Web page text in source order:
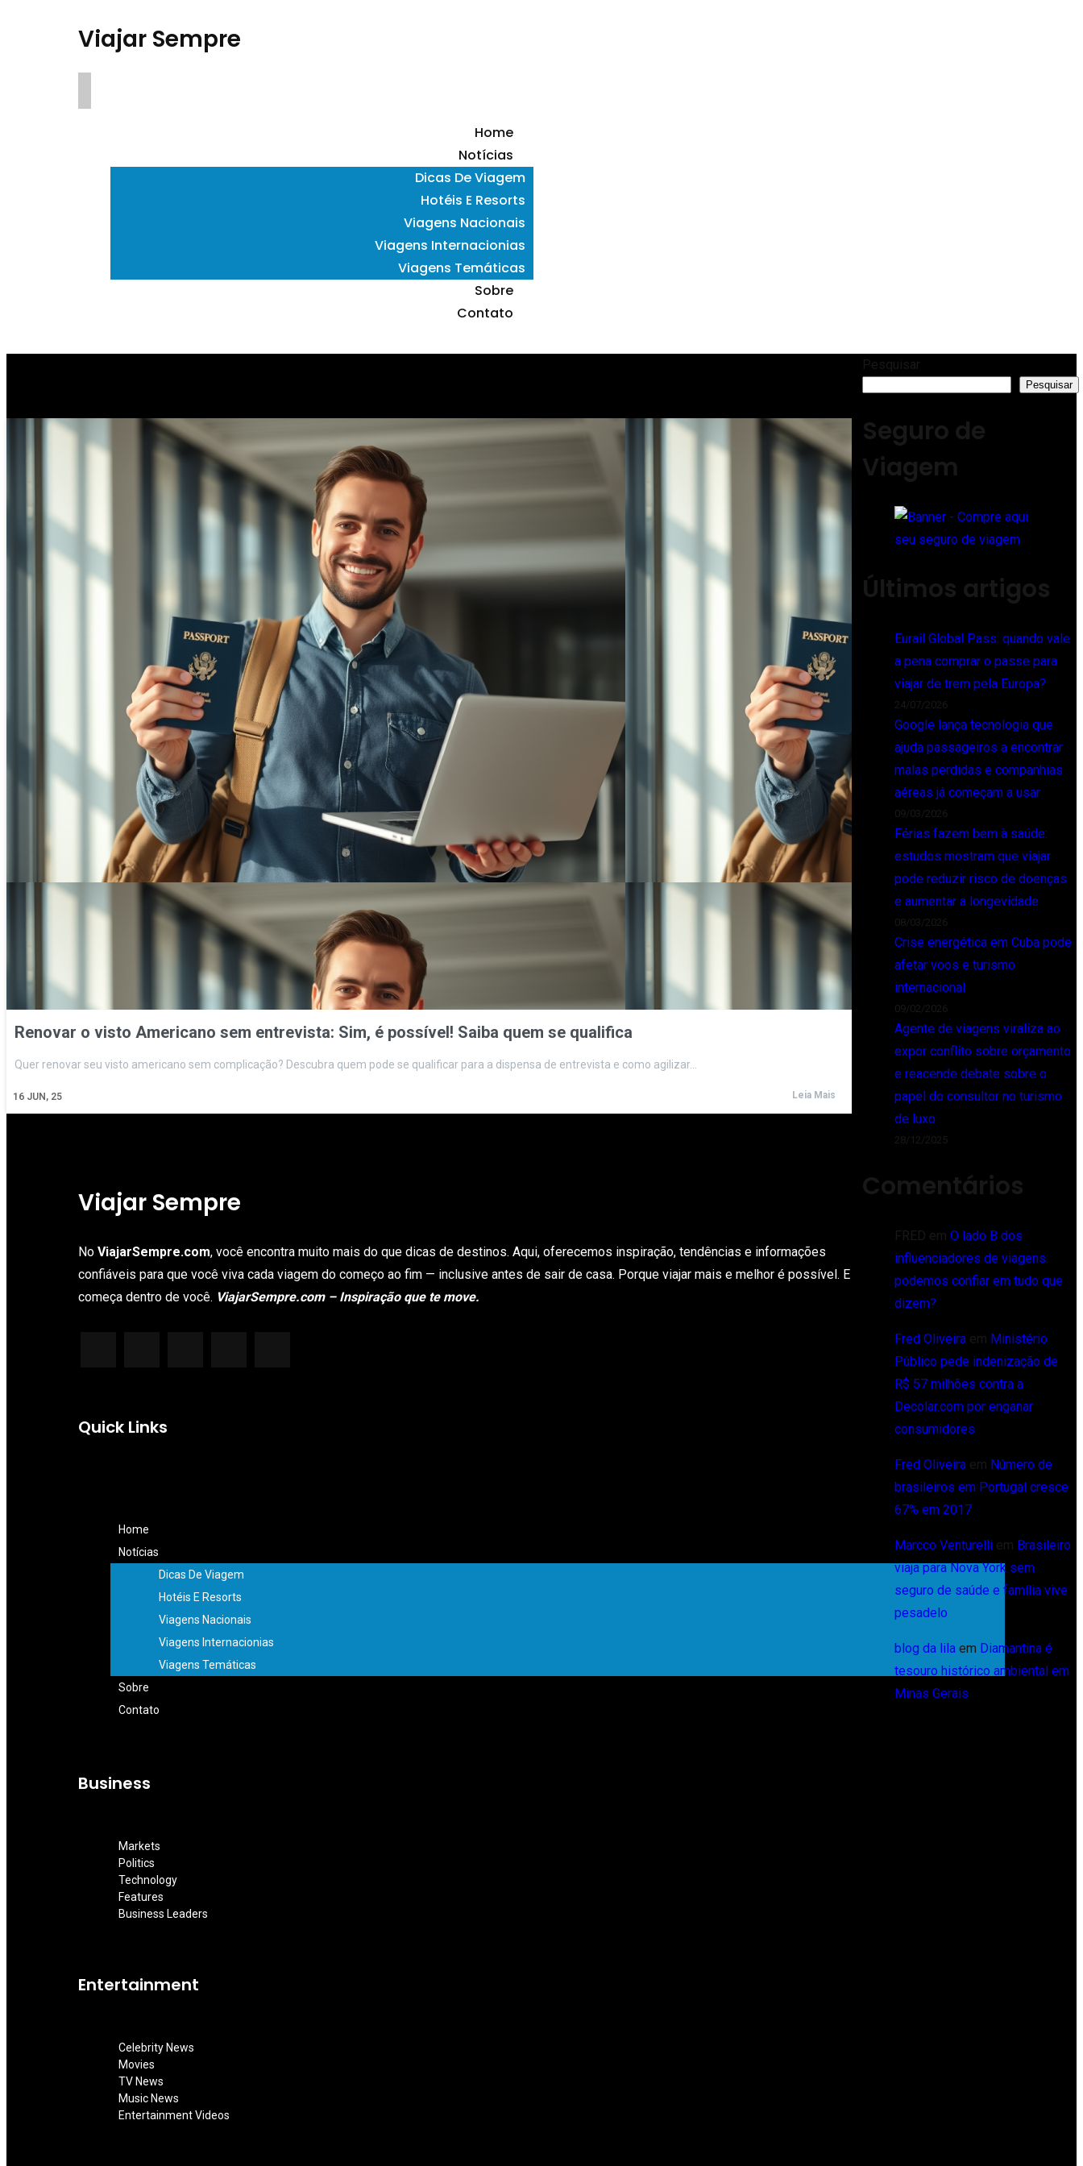
Viajar Sempre
Home
Notícias
Dicas De Viagem
Hotéis E Resorts
Viagens Nacionais
Viagens Internacionias
Viagens Temáticas
Sobre
Contato
Renovar o visto Americano sem entrevista: Sim, é possível! Saiba quem se qualifica
16 JUN, 25
Quer renovar seu visto americano sem complicação? Descubra quem pode se qualificar para a dispensa de entrevista e como agilizar…
Leia Mais
Pesquisar
Pesquisar
Seguro de
Viagem
Últimos artigos
Eurail Global Pass: quando vale
a pena comprar o passe para
viajar de trem pela Europa?
24/07/2026
Google lança tecnologia que
ajuda passageiros a encontrar
malas perdidas e companhias
aéreas já começam a usar
09/03/2026
Férias fazem bem à saúde:
estudos mostram que viajar
pode reduzir risco de doenças
e aumentar a longevidade
08/03/2026
Crise energética em Cuba pode
afetar voos e turismo
internacional
09/02/2026
Agente de viagens viraliza ao
expor conflito sobre orçamento
e reacende debate sobre o
papel do consultor no turismo
de luxo
28/12/2025
Comentários
FRED emO lado B dos
influenciadores de viagens:
podemos confiar em tudo que
dizem?
Fred Oliveira em Ministério
Público pede indenização de
R$ 57 milhões contra a
Decolar.com por enganar
consumidores
Fred Oliveira em Número de
brasileiros em Portugal cresce
67% em 2017
Marcco Venturelli em Brasileiro
viaja para Nova York sem
seguro de saúde e família vive
pesadelo
blog da lila em Diamantina é
tesouro histórico ambiental em
Minas Gerais
Viajar Sempre
No ViajarSempre.com, você encontra muito mais do que dicas de destinos. Aqui, oferecemos inspiração, tendências e informações
confiáveis para que você viva cada viagem do começo ao fim — inclusive antes de sair de casa. Porque viajar mais e melhor é possível. E
começa dentro de você. ViajarSempre.com – Inspiração que te move.
Quick Links
Home
Notícias
Dicas De Viagem
Hotéis E Resorts
Viagens Nacionais
Viagens Internacionias
Viagens Temáticas
Sobre
Contato
Business
Markets
Politics
Technology
Features
Business Leaders
Entertainment
Celebrity News
Movies
TV News
Music News
Entertainment Videos